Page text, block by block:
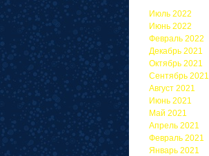
Июль 2022
Июнь 2022
Февраль 2022
Декабрь 2021
Октябрь 2021
Сентябрь 2021
Август 2021
Июнь 2021
Май 2021
Апрель 2021
Февраль 2021
Январь 2021